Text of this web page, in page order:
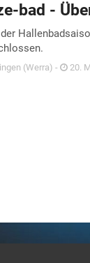
bad -
(Werra) - 20.